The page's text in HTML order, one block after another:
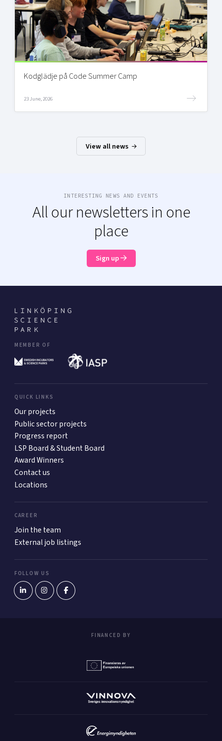
Kodglädje på Code Summer Camp
23 June, 2026
View all news
INTERESTING NEWS AND EVENTS
All our newsletters in one
place
Sign up
MEMBER OF
QUICK LINKS
Our projects
Public sector projects
Progress report
LSP Board & Student Board
Award Winners
Contact us
Locations
CAREER
Join the team
External job listings
FOLLOW US
FINANCED BY